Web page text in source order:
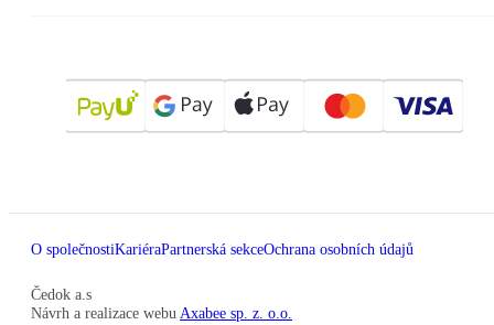
O společnostiKariéraPartnerská sekceOchrana osobních údajů
Čedok a.s
Návrh a realizace webu Axabee sp. z. o.o.